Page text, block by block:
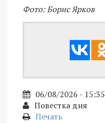
Фото: Борис Ярков
06/08/2026 - 15:35
Повестка дня
Печать